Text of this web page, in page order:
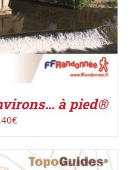
à pied®
€